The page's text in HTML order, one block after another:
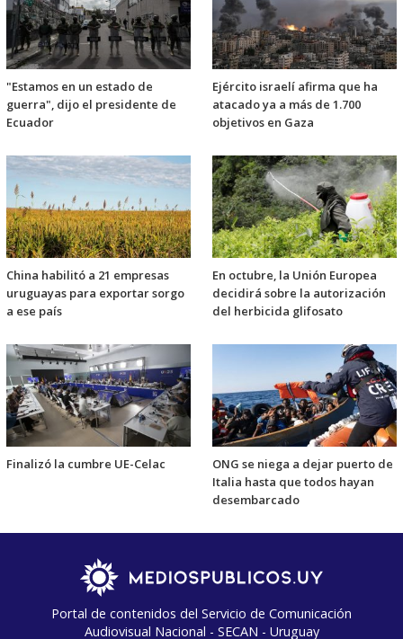
"Estamos en un estado de
guerra", dijo el presidente de
Ecuador
Ejército israelí afirma que ha
atacado ya a más de 1.700
objetivos en Gaza
China habilitó a 21 empresas
uruguayas para exportar sorgo
a ese país
En octubre, la Unión Europea
decidirá sobre la autorización
del herbicida glifosato
Finalizó la cumbre UE-Celac
ONG se niega a dejar puerto de
Italia hasta que todos hayan
desembarcado
Portal de contenidos del Servicio de Comunicación
Audiovisual Nacional - SECAN - Uruguay